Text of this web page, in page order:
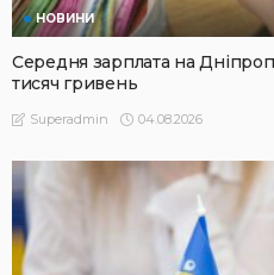
НОВИНИ
Середня зарплата на
тисяч гривень
Superadmin 04.08.2026